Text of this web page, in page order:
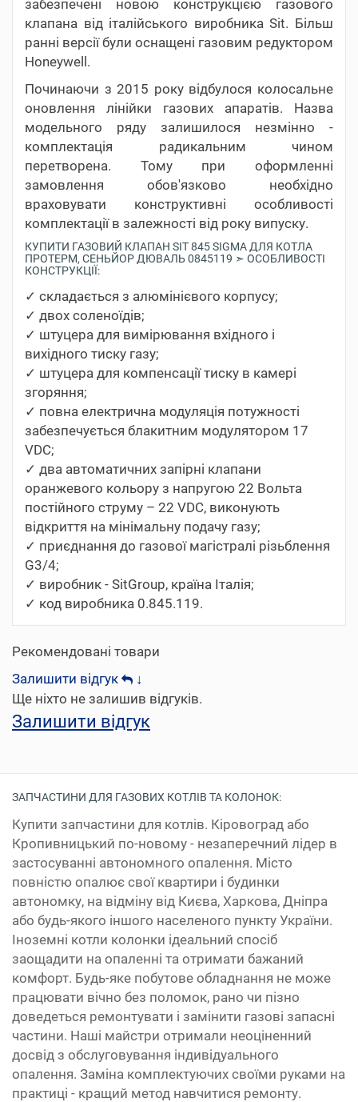
забезпечені новою конструкцією газового
клапана від італійського виробника Sit. Більш
ранні версії були оснащені газовим редуктором
Honeywell.
Починаючи з 2015 року відбулося колосальне
оновлення лінійки газових апаратів. Назва
модельного ряду залишилося незмінно -
комплектація радикальним чином
перетворена. Тому при оформленні
замовлення обов'язково необхідно
враховувати конструктивні особливості
комплектації в залежності від року випуску.
КУПИТИ ГАЗОВИЙ КЛАПАН SIT 845 SIGMA ДЛЯ КОТЛА
ПРОТЕРМ, СЕНЬЙОР ДЮВАЛЬ 0845119 ➣ ОСОБЛИВОСТІ
КОНСТРУКЦІЇ:
✓ складається з алюмінієвого корпусу;
✓ двох соленоїдів;
✓ штуцера для вимірювання вхідного і
вихідного тиску газу;
✓ штуцера для компенсації тиску в камері
згоряння;
✓ повна електрична модуляція потужності
забезпечується блакитним модулятором 17
VDC;
✓ два автоматичних запірні клапани
оранжевого кольору з напругою 22 Вольта
постійного струму – 22 VDC, виконують
відкриття на мінімальну подачу газу;
✓ приєднання до газової магістралі різьблення
G3/4;
✓ виробник - SitGroup, країна Італія;
✓ код виробника 0.845.119.
Рекомендовані товари
Залишити відгук
↓
Ще ніхто не залишив відгуків.
Залишити відгук
ЗАПЧАСТИНИ ДЛЯ ГАЗОВИХ КОТЛІВ ТА КОЛОНОК:
Купити запчастини для котлів. Кіровоград або
Кропивницький по-новому - незаперечний лідер в
застосуванні автономного опалення. Місто
повністю опалює свої квартири і будинки
автономку, на відміну від Києва, Харкова, Дніпра
або будь-якого іншого населеного пункту України.
Іноземні котли колонки ідеальний спосіб
заощадити на опаленні та отримати бажаний
комфорт. Будь-яке побутове обладнання не може
працювати вічно без поломок, рано чи пізно
доведеться ремонтувати і замінити газові запасні
частини. Наші майстри отримали неоціненний
досвід з обслуговування індивідуального
опалення. Заміна комплектуючих своїми руками на
практиці - кращий метод навчитися ремонту.